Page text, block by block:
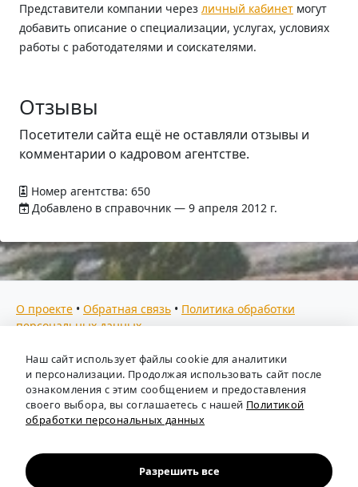
Представители компании через личный кабинет могут
добавить описание о специализации, услугах, условиях
работы с работодателями и соискателями.
Отзывы
Посетители сайта ещё не оставляли отзывы и
комментарии о кадровом агентстве.
Номер агентства: 650
Добавлено в справочник — 9 апреля 2012 г.
О проекте • Обратная связь • Политика обработки
персональных данных
Мы собираем отзывы, составляем рейтинги и
предоставляем всю информацию о кадровых агентствах
России. Также анализируем ключевые тенденции рынка
труда: отслеживаем динамику зарплат, уровень
безработицы и общую обстановку в отрасли, чтобы вы
Независимый портал-справочник«Кадровые агентства
Наш сайт использует файлы cookie для аналитики
и персонализации. Продолжая использовать сайт после
ознакомления с этим сообщением и предоставления
своего выбора, вы соглашаетесь с нашей Политикой
обработки персональных данных
Разрешить все